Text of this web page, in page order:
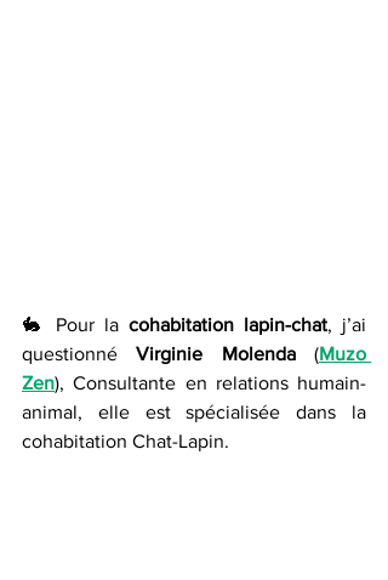
🐇 Pour la cohabitation lapin-chat, j’ai
questionné Virginie Molenda (Muzo
Zen), Consultante en relations humain-
animal, elle est spécialisée dans la
cohabitation Chat-Lapin.